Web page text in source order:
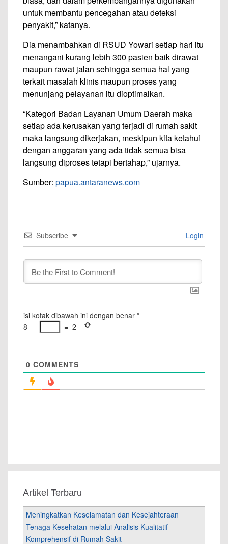
untuk membantu pencegahan atau deteksi
penyakit,” katanya.
Dia menambahkan di RSUD Yowari setiap hari itu
menangani kurang lebih 300 pasien baik dirawat
maupun rawat jalan sehingga semua hal yang
terkait masalah klinis maupun proses yang
menunjang pelayanan itu dioptimalkan.
“Kategori Badan Layanan Umum Daerah maka
setiap ada kerusakan yang terjadi di rumah sakit
maka langsung dikerjakan, meskipun kita ketahui
dengan anggaran yang ada tidak semua bisa
langsung diproses tetapi bertahap,” ujarnya.
Sumber: papua.antaranews.com
Subscribe Login
isi kotak dibawah ini dengan benar *
8 − = 2
0 COMMENTS
Artikel Terbaru
Meningkatkan Keselamatan dan Kesejahteraan
Tenaga Kesehatan melalui Analisis Kualitatif
Komprehensif di Rumah Sakit